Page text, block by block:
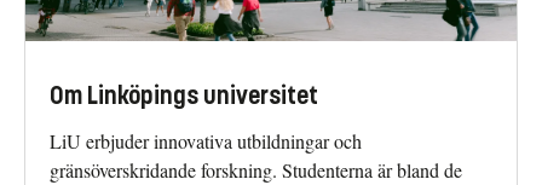
Om Linköpings universitet
LiU erbjuder innovativa utbildningar och
gränsöverskridande forskning. Studenterna är bland de